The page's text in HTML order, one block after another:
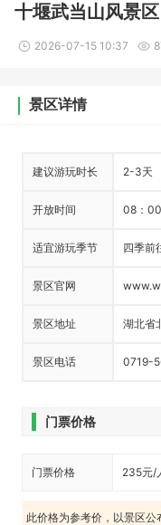
十堰武当山风景区
2026-07-15 10:37
景区详情
建议游玩时长 2-3天
开放时间 08：
适宜游玩季节 四季前
景区官网
景区地址 湖北省
景区电话 0719-
门票价格
门票价格 235元/
此价格为参考价，以景区